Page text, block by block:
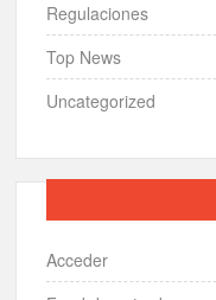
Regulaciones
Top News
Uncategorized
Acceder